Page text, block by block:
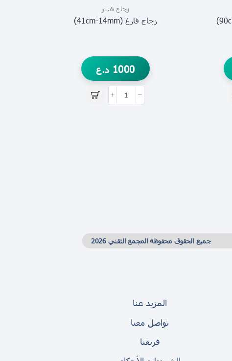
زجاج هيتر
زجاج فارغ (41cm-14mm)
1000 د.ع
جميع الحقوق محفوظة المجمع التقني 2026
المزيد عنا
تواصل معنا
فريقنا